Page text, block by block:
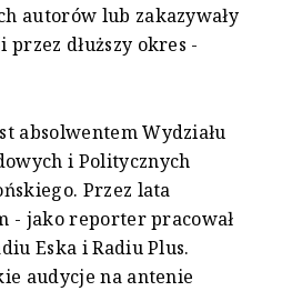
autorów lub zakazywały
dłuższy okres -
absolwentem Wydziału
i Politycznych
Przez lata
- jako reporter pracował
Eska i Radiu Plus.
audycje na antenie